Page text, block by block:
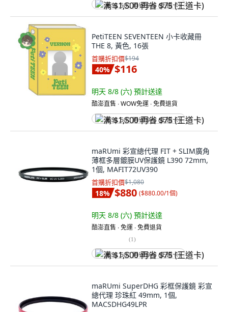
满 $1,500 再省 $75 (王道卡)
PetiTEEN SEVENTEEN 小卡收藏冊
THE 8, 黃色, 16張
首購折扣價$194
40% $116
明天 8/8 (六) 預計送達
酷澎直售 ∙ WOW免運 ∙ 免費退貨
满 $1,500 再省 $75 (王道卡)
maRUmi 彩宣總代理 FIT + SLIM廣角
薄框多層鍍膜UV保護鏡 L390 72mm,
1個, MAFIT72UV390
首購折扣價$1,080
18% $880 ($880.00/1個)
明天 8/8 (六) 預計送達
酷澎直售 ∙ 免運 ∙ 免費退貨
(1)
满 $1,500 再省 $75 (王道卡)
maRUmi SuperDHG 彩框保護鏡 彩宣
總代理 珍珠紅 49mm, 1個,
MACSDHG49LPR